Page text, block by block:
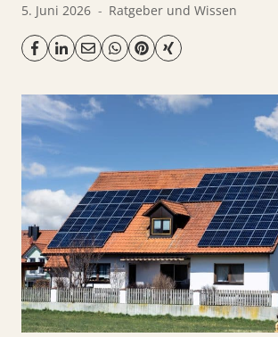
5. Juni 2026 Ratgeber und Wissen